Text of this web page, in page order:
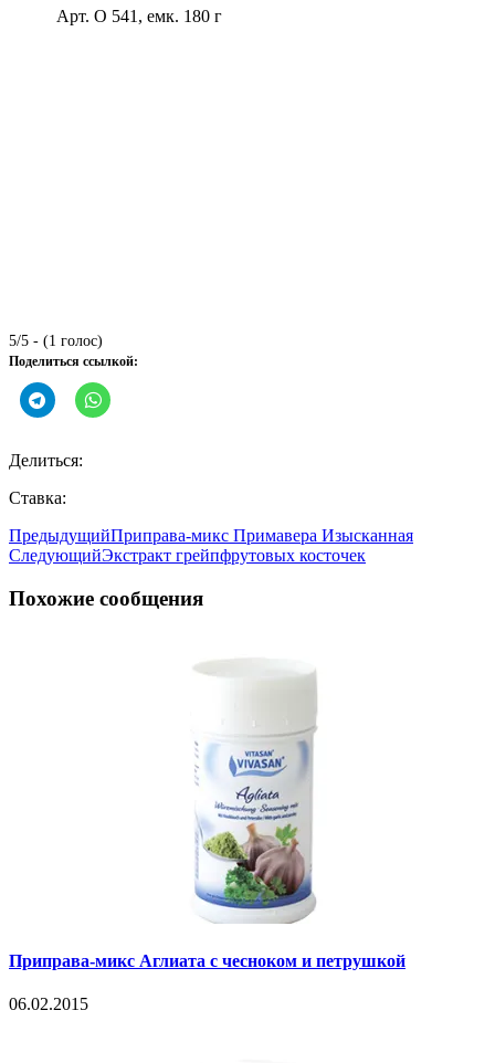
Арт. О 541, емк. 180 г
5/5 - (1 голос)
Поделиться ссылкой:
Делиться:
Ставка:
ПредыдущийПриправа-микс Примавера Изысканная
СледующийЭкстракт грейпфрутовых косточек
Похожие сообщения
Приправа-микс Аглиата с чесноком и петрушкой
06.02.2015